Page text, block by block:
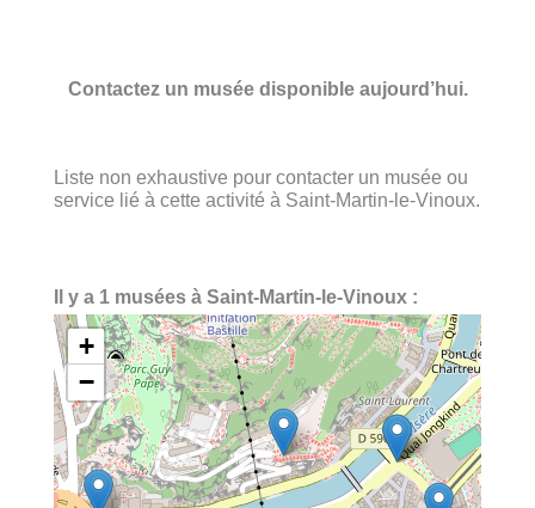
Contactez un musée disponible aujourd’hui.
Liste non exhaustive pour contacter un musée ou
service lié à cette activité à Saint-Martin-le-Vinoux.
Il y a 1 musées à Saint-Martin-le-Vinoux :
+
−